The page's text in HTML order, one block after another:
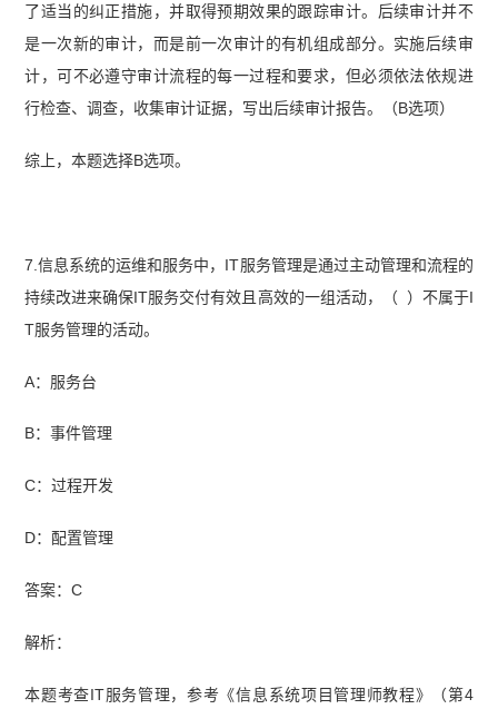
了适当的纠正措施，并取得预期效果的跟踪审计。后续审计并不
是一次新的审计，而是前一次审计的有机组成部分。实施后续审
计，可不必遵守审计流程的每一过程和要求，但必须依法依规进
行检查、调查，收集审计证据，写出后续审计报告。（B选项）
综上，本题选择B选项。
7.信息系统的运维和服务中，IT服务管理是通过主动管理和流程的
持续改进来确保IT服务交付有效且高效的一组活动，（ ）不属于I
T服务管理的活动。
A：服务台
B：事件管理
C：过程开发
D：配置管理
答案：C
解析：
本题考查IT服务管理，参考《信息系统项目管理师教程》（第4